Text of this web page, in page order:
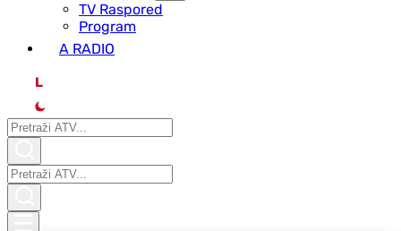
ТV Raspored
Program
A RADIO
L